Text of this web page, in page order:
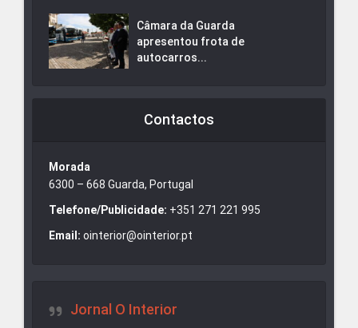
Câmara da Guarda
apresentou frota de
autocarros...
Contactos
Morada
6300 – 668 Guarda, Portugal
Telefone/Publicidade: +351 271 221 995
Email: ointerior@ointerior.pt
Jornal O Interior